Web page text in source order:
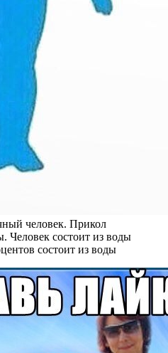
человек. Прикол
Человек состоит из воды
состоит из воды